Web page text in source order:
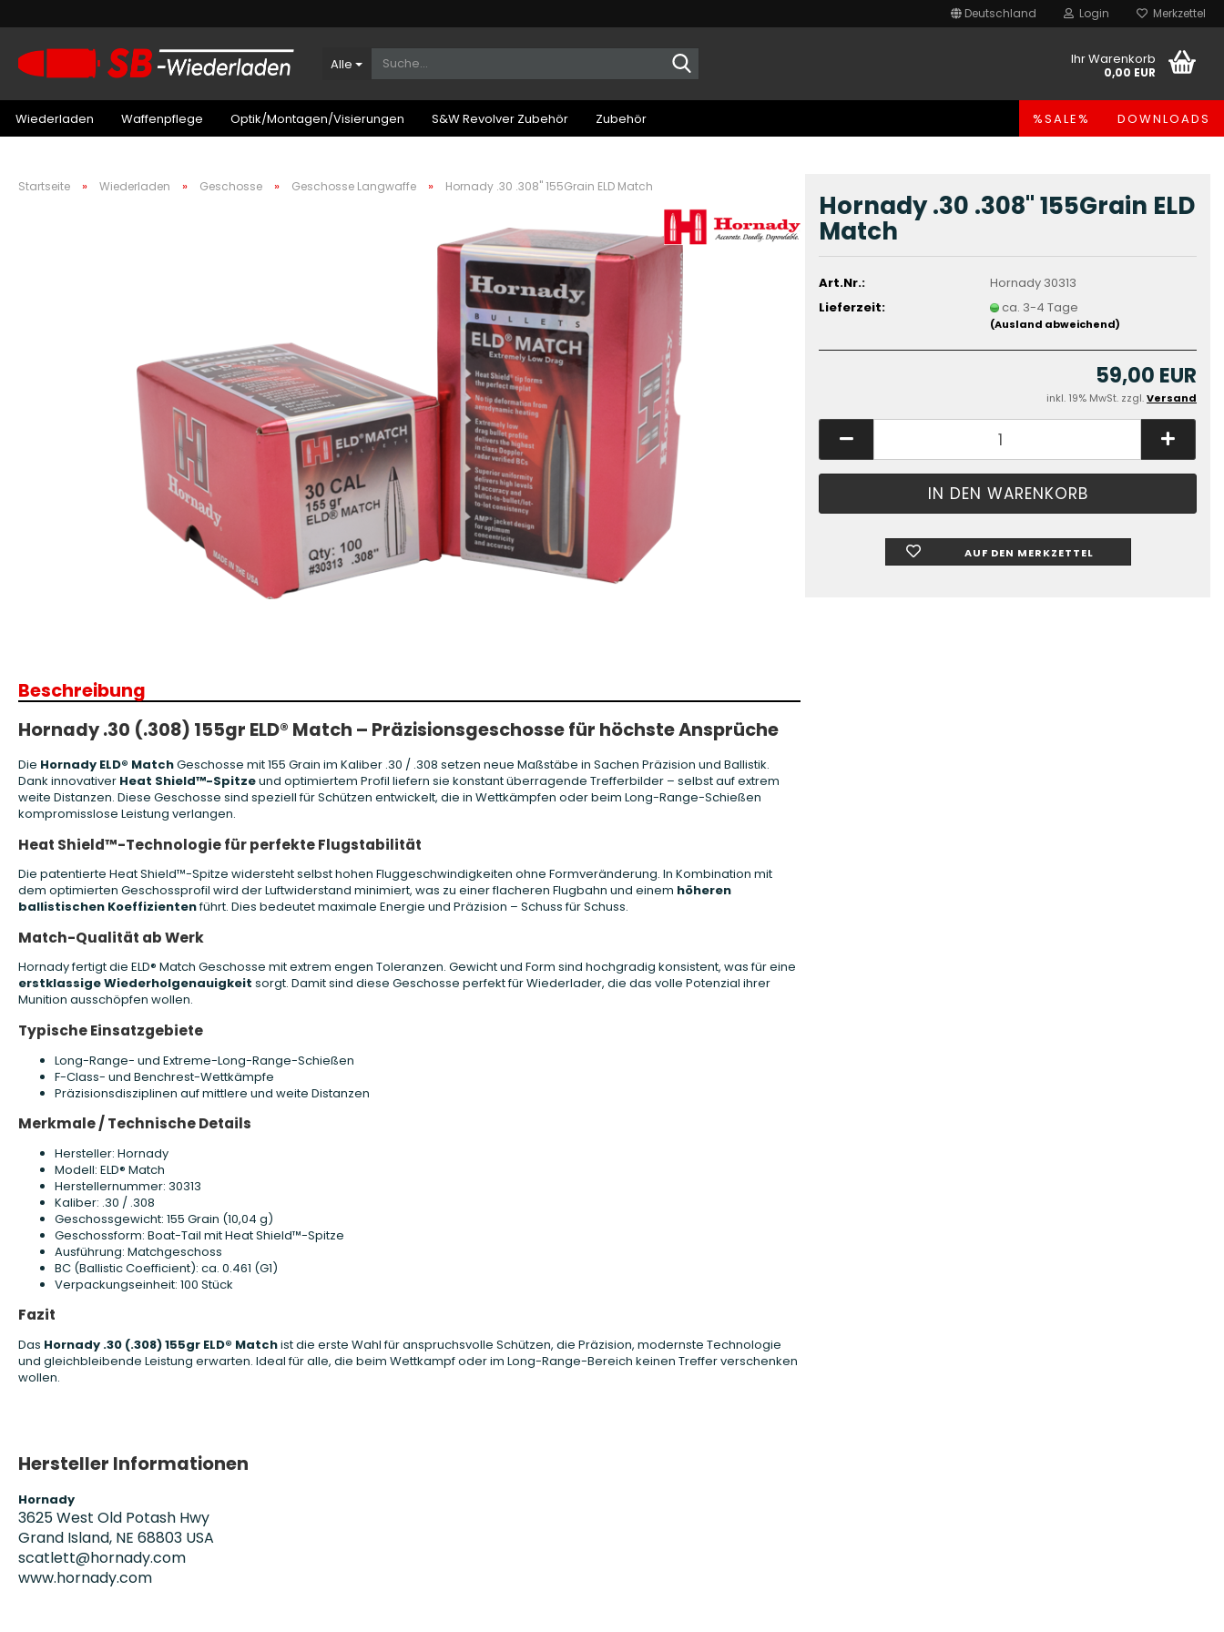
Deutschland Login Merkzettel
Alle
Suche... Ihr Warenkorb
0,00 EUR
Wiederladen
Patronenboxen Kurzwaffe
Aufbewahrungsboxen/Sonstige
Ladepressen
Uniqutek Dillon Zubehör
Waffenpflege Optik/Montagen/Visierungen S&W Revolver Zubehör Zubehör %SALE% DOWNLOADS
Startseite » Wiederladen » Geschosse » Geschosse Langwaffe » Hornady .30 .308" 155Grain ELD Match
Hornady .30 .308" 155Grain ELD
Match
Art.Nr.:
Hornady 30313
Lieferzeit:
ca. 3-4 Tage
(Ausland abweichend)
59,00 EUR
inkl. 19% MwSt. zzgl.Versand
AUF DEN MERKZETTEL
Beschreibung
Hornady .30 (.308) 155gr ELD® Match – Präzisionsgeschosse für höchste Ansprüche
Die Hornady ELD® MatchGeschosse mit 155 Grain im Kaliber .30 / .308 setzen neue Maßstäbe in Sachen Präzision und Ballistik.
Dank innovativer Heat Shield™-Spitzeund optimiertem Profil liefern sie konstant überragende Trefferbilder – selbst auf extrem
weite Distanzen. Diese Geschosse sind speziell für Schützen entwickelt, die in Wettkämpfen oder beim Long-Range-Schießen
kompromisslose Leistung verlangen.
Heat Shield™-Technologie für perfekte Flugstabilität
Die patentierte Heat Shield™-Spitze widersteht selbst hohen Fluggeschwindigkeiten ohne Formveränderung. In Kombination mit
dem optimierten Geschossprofil wird der Luftwiderstand minimiert, was zu einer flacheren Flugbahn und einem höheren
ballistischen Koeffizientenführt. Dies bedeutet maximale Energie und Präzision – Schuss für Schuss.
Match-Qualität ab Werk
Hornady fertigt die ELD® Match Geschosse mit extrem engen Toleranzen. Gewicht und Form sind hochgradig konsistent, was für eine
erstklassige Wiederholgenauigkeit sorgt. Damit sind diese Geschosse perfekt für Wiederlader, die das volle Potenzial ihrer
Munition ausschöpfen wollen.
Typische Einsatzgebiete
Long-Range- und Extreme-Long-Range-Schießen
F-Class- und Benchrest-Wettkämpfe
Präzisionsdisziplinen auf mittlere und weite Distanzen
Merkmale / Technische Details
Hersteller: Hornady
Modell: ELD® Match
Herstellernummer: 30313
Kaliber: .30 / .308
Geschossgewicht: 155 Grain (10,04 g)
Geschossform: Boat-Tail mit Heat Shield™-Spitze
Ausführung: Matchgeschoss
BC (Ballistic Coefficient): ca. 0.461 (G1)
Verpackungseinheit: 100 Stück
Fazit
Das Hornady .30 (.308) 155gr ELD® Matchist die erste Wahl für anspruchsvolle Schützen, die Präzision, modernste Technologie
und gleichbleibende Leistung erwarten. Ideal für alle, die beim Wettkampf oder im Long-Range-Bereich keinen Treffer verschenken
wollen.
Hersteller Informationen
Hornady
3625 West Old Potash Hwy
Grand Island, NE 68803 USA
scatlett@hornady.com
www.hornady.com